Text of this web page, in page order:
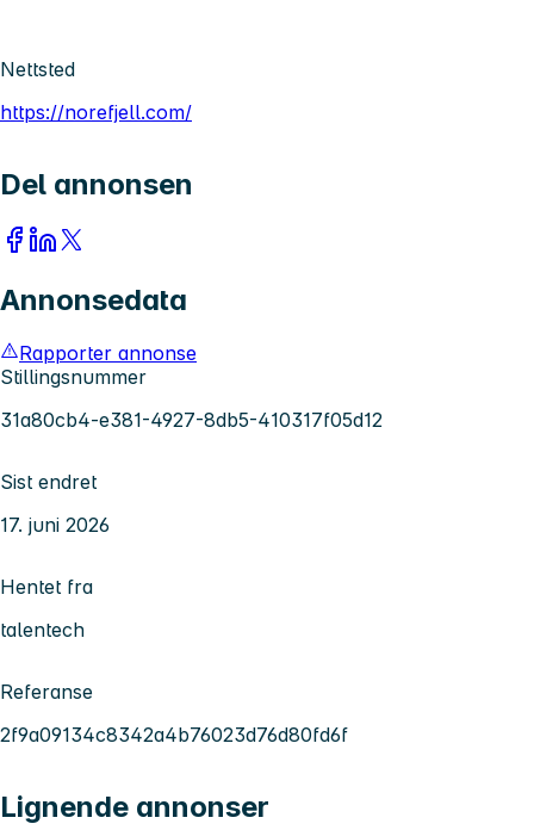
Nettsted
https://norefjell.com/
Del annonsen
Annonsedata
Rapporter annonse
Stillingsnummer
31a80cb4-e381-4927-8db5-410317f05d12
Sist endret
17. juni 2026
Hentet fra
talentech
Referanse
2f9a09134c8342a4b76023d76d80fd6f
Lignende annonser